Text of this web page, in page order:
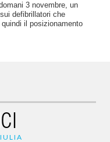
3 novembre, un
defibrillatori che
il posizionamento